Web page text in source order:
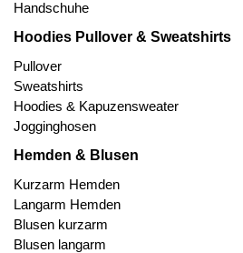
Handschuhe
Hoodies Pullover & Sweatshirts
Pullover
Sweatshirts
Hoodies & Kapuzensweater
Jogginghosen
Hemden & Blusen
Kurzarm Hemden
Langarm Hemden
Blusen kurzarm
Blusen langarm